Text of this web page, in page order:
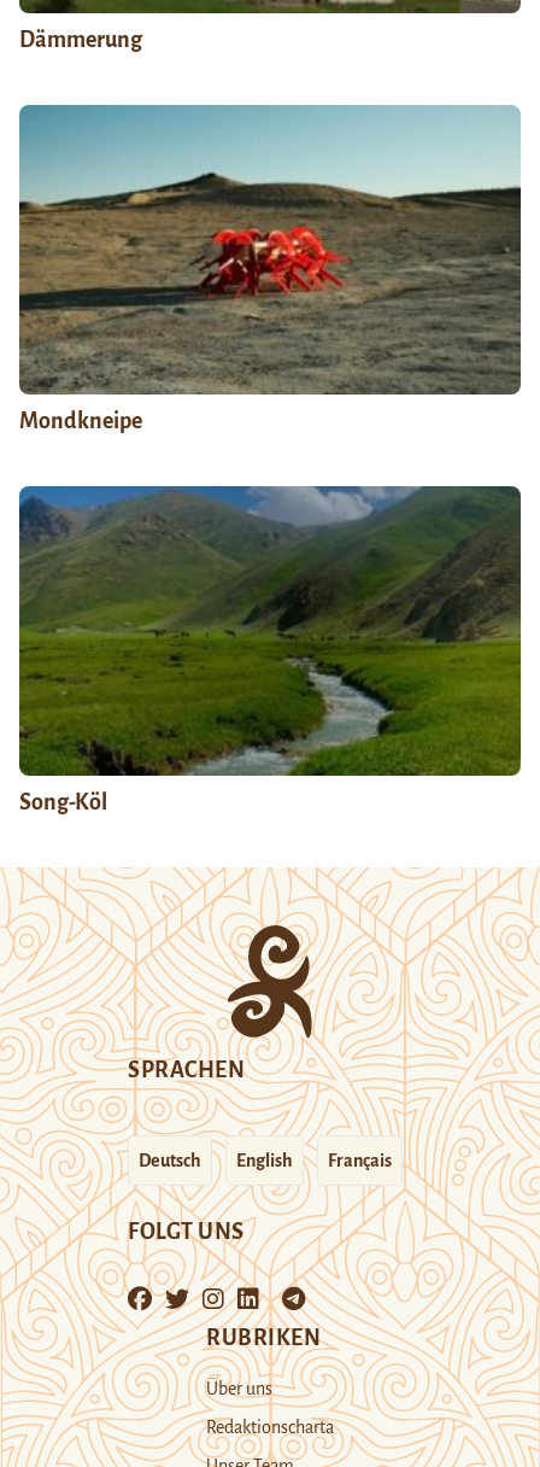
Dämmerung
Mondkneipe
Song-Köl
SPRACHEN
Deutsch English Français
FOLGT UNS
RUBRIKEN
Über uns
Redaktionscharta